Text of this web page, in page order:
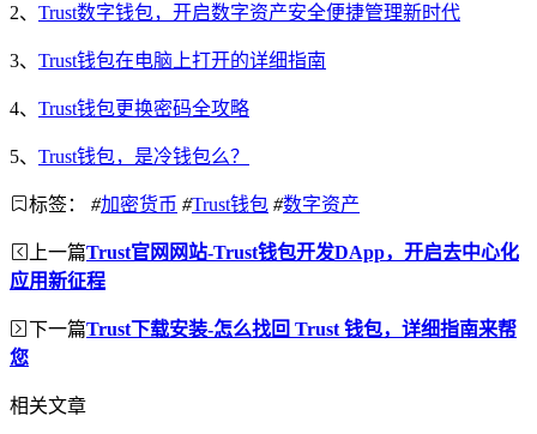
2、 Trust数字钱包，开启数字资产安全便捷管理新时代
3、 Trust钱包在电脑上打开的详细指南
4、 Trust钱包更换密码全攻略
5、 Trust钱包，是冷钱包么？
标签： #加密货币 #Trust钱包 #数字资产
上一篇Trust官网网站-Trust钱包开发DApp，开启去中心化
应用新征程
下一篇Trust下载安装-怎么找回 Trust 钱包，详细指南来帮
您
相关文章